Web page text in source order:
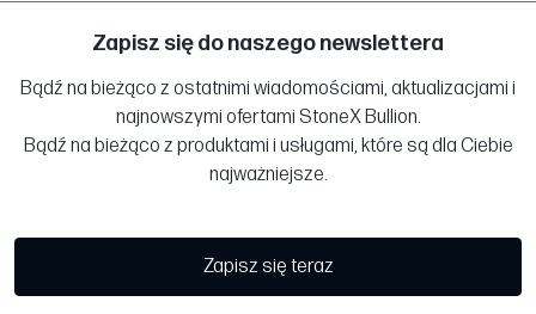
Zapisz się do naszego newslettera
Bądź na bieżąco z ostatnimi wiadomościami, aktualizacjami i
najnowszymi ofertami StoneX Bullion.
Bądź na bieżąco z produktami i usługami, które są dla Ciebie
najważniejsze.
Zapisz się teraz